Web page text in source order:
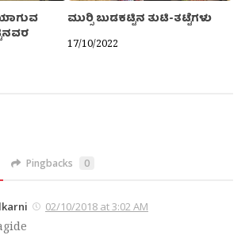
ಮುರ‍್ಸಿ ಬುಡಕಟ್ಟಿನ ತುಟಿ-ತಟ್ಟೆಗಳು
17/10/2022
Pingbacks 0
02/10/2018 at 3:02 AM